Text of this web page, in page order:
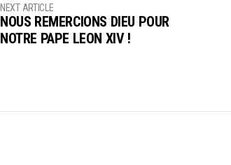
NEXT ARTICLE
NOUS REMERCIONS DIEU POUR
NOTRE PAPE LEON XIV !